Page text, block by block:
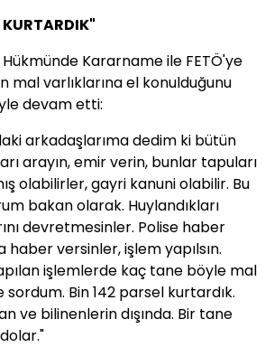
KURTARDIK"
Kararname ile FETÖ'ye
mal varlıklarına el konulduğunu
devam etti:
arkadaşlarıma dedim ki bütün
arayın, emir verin, bunlar tapuları
olabilirler, gayri kanuni olabilir. Bu
bakan olarak. Huylandıkları
devretmesinler. Polise haber
haber versinler, işlem yapılsın.
işlemlerde kaç tane böyle mal
sordum. Bin 142 parsel kurtardık.
ve bilinenlerin dışında. Bir tane